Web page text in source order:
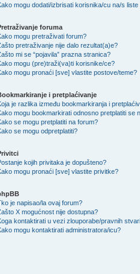
mogu dodati/izbrisati korisnika/cu na/s
foruma
mogu pretraživati forum?
pretraživanje nije dalo rezultat(a)e?
mi se “pojavila” prazna stranica?
mogu (pre)traži(va)ti korisnike/ce?
mogu pronaći [sve] vlastite postove/teme?
i pretplaćivanje
je razlika između bookmarkiranja i
mogu bookmarkirati odnosno pretplatiti se
se mogu pretplatiti na forum?
se mogu odpretplatiti?
kojih privitaka je dopušteno?
mogu pronaći [sve] vlastite privitke?
je napisao/la ovaj forum?
X mogućnost nije dostupna?
kontaktirati u vezi zlouporabe/pravnih
mogu kontaktirati administratora/icu?